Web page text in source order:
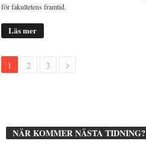
för fakultetens framtid.
Läs mer
1 2 3
NÄR KOMMER NÄSTA TIDNING?